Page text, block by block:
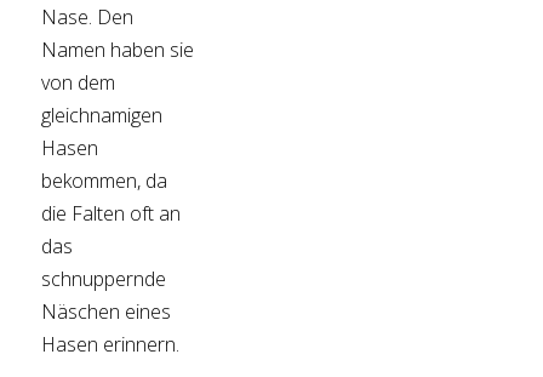
Nase. Den
Namen haben sie
von dem
gleichnamigen
Hasen
bekommen, da
die Falten oft an
das
schnuppernde
Näschen eines
Hasen erinnern.